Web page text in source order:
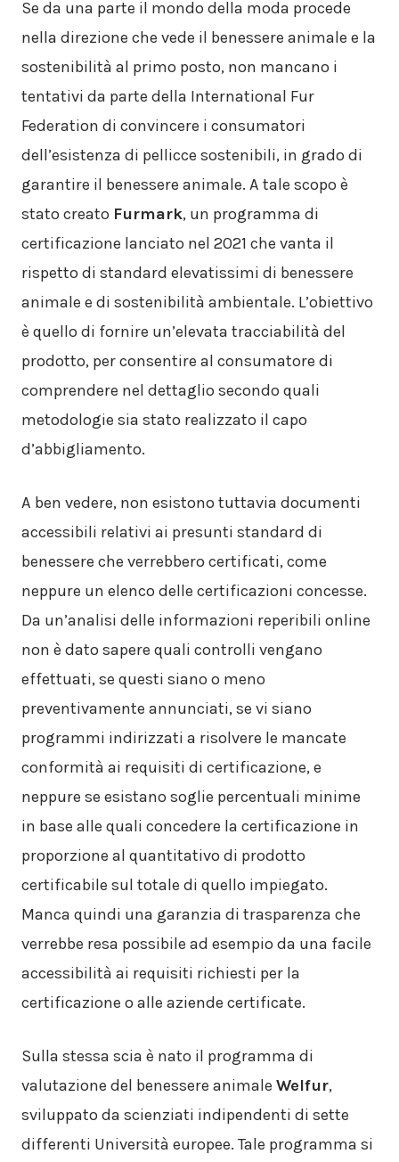
Se da una parte il mondo della moda procede
nella direzione che vede il benessere animale e la
sostenibilità al primo posto, non mancano i
tentativi da parte della International Fur
Federation di convincere i consumatori
dell’esistenza di pellicce sostenibili, in grado di
garantire il benessere animale. A tale scopo è
stato creato Furmark, un programma di
certificazione lanciato nel 2021 che vanta il
rispetto di standard elevatissimi di benessere
animale e di sostenibilità ambientale. L’obiettivo
è quello di fornire un’elevata tracciabilità del
prodotto, per consentire al consumatore di
comprendere nel dettaglio secondo quali
metodologie sia stato realizzato il capo
d’abbigliamento.
A ben vedere, non esistono tuttavia documenti
accessibili relativi ai presunti standard di
benessere che verrebbero certificati, come
neppure un elenco delle certificazioni concesse.
Da un’analisi delle informazioni reperibili online
non è dato sapere quali controlli vengano
effettuati, se questi siano o meno
preventivamente annunciati, se vi siano
programmi indirizzati a risolvere le mancate
conformità ai requisiti di certificazione, e
neppure se esistano soglie percentuali minime
in base alle quali concedere la certificazione in
proporzione al quantitativo di prodotto
certificabile sul totale di quello impiegato.
Manca quindi una garanzia di trasparenza che
verrebbe resa possibile ad esempio da una facile
accessibilità ai requisiti richiesti per la
certificazione o alle aziende certificate.
Sulla stessa scia è nato il programma di
valutazione del benessere animale Welfur,
sviluppato da scienziati indipendenti di sette
differenti Università europee. Tale programma si